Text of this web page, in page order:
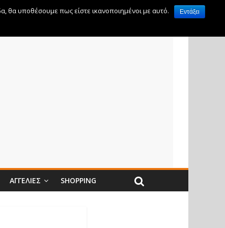
ΑΓΓΕΛΊΕΣ SHOPPING
θα υποθέσουμε πως είστε ικανοποιημένοι με αυτό.
Εντάξει